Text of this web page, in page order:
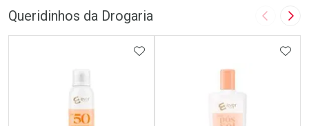
Queridinhos da Drogaria Imagem
ADICIONAR AOS FAVORITOS